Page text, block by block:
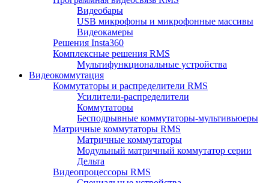
Видеобары
USB микрофоны и микрофонные массивы
Видеокамеры
Решения Insta360
Комплексные решения RMS
Мультифункциональные устройства
Видеокоммутация
Коммутаторы и распределители RMS
Усилители-распределители
Коммутаторы
Бесподрывные коммутаторы-мультивьюеры
Матричные коммутаторы RMS
Матричные коммутаторы
Модульный матричный коммутатор серии
Дельта
Видеопроцессоры RMS